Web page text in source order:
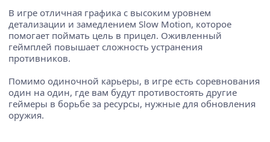
В игре отличная графика с высоким уровнем
детализации и замедлением Slow Motion, которое
помогает поймать цель в прицел. Оживленный
геймплей повышает сложность устранения
противников.
Помимо одиночной карьеры, в игре есть соревнования
один на один, где вам будут противостоять другие
геймеры в борьбе за ресурсы, нужные для обновления
оружия.